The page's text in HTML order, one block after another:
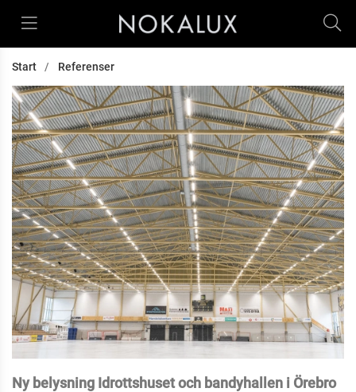
Start Referenser
Ny belysning Idrottshuset och bandyhallen i Örebro